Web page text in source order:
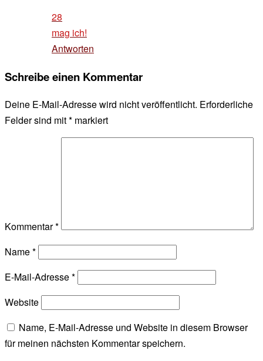
28
mag ich!
Antworten
Schreibe einen Kommentar
Deine E-Mail-Adresse wird nicht veröffentlicht. Erforderliche
Felder sind mit* markiert
Kommentar*
Name*
E-Mail-Adresse*
Website
Name, E-Mail-Adresse und Website in diesem Browser
für meinen nächsten Kommentar speichern.